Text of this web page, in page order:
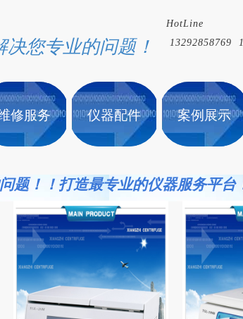
您专业的问题！
HotLine
13292858769
您专业的问题！
修服务 仪器配件 案例展示
修服务 仪器配件 案例展示
题！！打造最专业的仪器服务平台